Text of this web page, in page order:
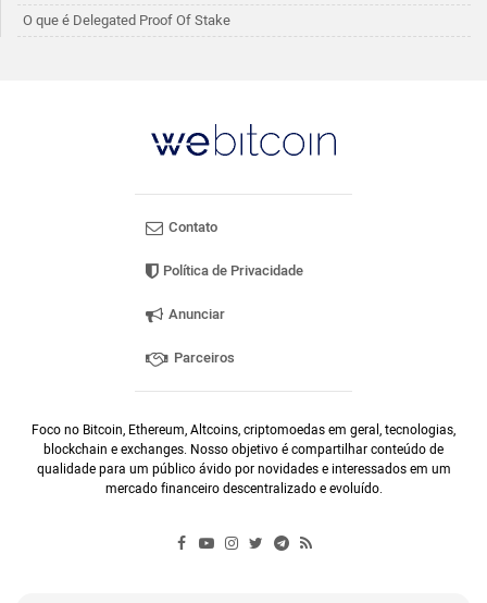
O que é Delegated Proof Of Stake
Contato
Política de Privacidade
Anunciar
Parceiros
Foco no Bitcoin, Ethereum, Altcoins, criptomoedas em geral, tecnologias,
blockchain e exchanges. Nosso objetivo é compartilhar conteúdo de
qualidade para um público ávido por novidades e interessados em um
mercado financeiro descentralizado e evoluído.